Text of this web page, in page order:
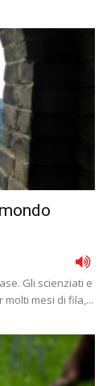
Gli scienziati e
mesi di fila,...